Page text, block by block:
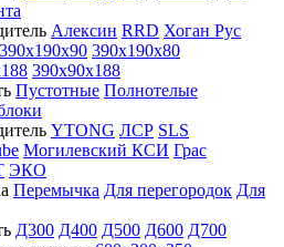
Алексин RRD Хоган Рус
390х190х90 390х190х80
390х90х188
Пустотные Полнотелые
YTONG ЛСР SLS
Могилевский КСИ Грас
ЭКО
Перемычка Для перегородок Для
Д300 Д400 Д500 Д600 Д700